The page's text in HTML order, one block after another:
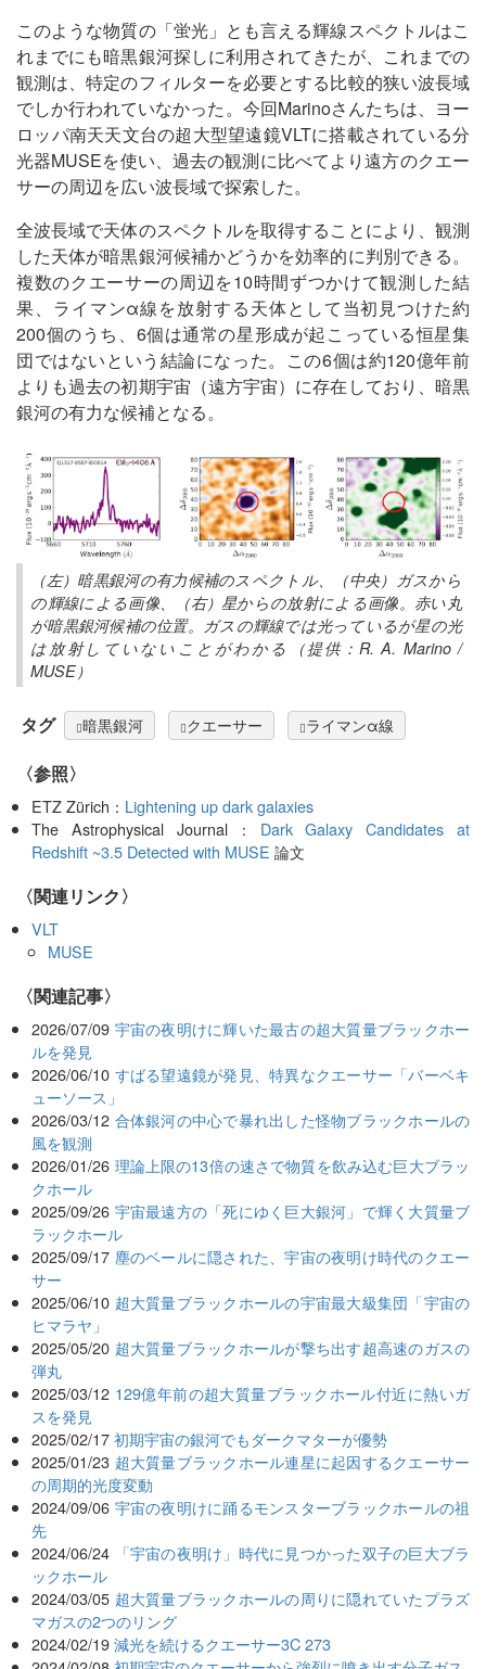
このような物質の「蛍光」とも言える輝線スペクトルはこ
れまでにも暗黒銀河探しに利用されてきたが、これまでの
観測は、特定のフィルターを必要とする比較的狭い波長域
でしか行われていなかった。今回Marinoさんたちは、ヨー
ロッパ南天天文台の超大型望遠鏡VLTに搭載されている分
光器MUSEを使い、過去の観測に比べてより遠方のクエー
サーの周辺を広い波長域で探索した。
全波長域で天体のスペクトルを取得することにより、観測
した天体が暗黒銀河候補かどうかを効率的に判別できる。
複数のクエーサーの周辺を10時間ずつかけて観測した結
果、ライマンα線を放射する天体として当初見つけた約
200個のうち、6個は通常の星形成が起こっている恒星集
団ではないという結論になった。この6個は約120億年前
よりも過去の初期宇宙（遠方宇宙）に存在しており、暗黒
銀河の有力な候補となる。
（左）暗黒銀河の有力候補のスペクトル、（中央）ガスから
の輝線による画像、（右）星からの放射による画像。赤い丸
が暗黒銀河候補の位置。ガスの輝線では光っているが星の光
は放射していないことがわかる（提供：R. A. Marino /
MUSE）
タグ 暗黒銀河 クエーサー ライマンα線
〈参照〉
ETZ Zürich： Lightening up dark galaxies
The Astrophysical Journal： Dark Galaxy Candidates at
Redshift ~3.5 Detected with MUSE 論文
〈関連リンク〉
VLT
MUSE
関連記事
2026/07/09 宇宙の夜明けに輝いた最古の超大質量ブラックホー
ルを発見
2026/06/10 すばる望遠鏡が発見、特異なクエーサー「バーベキ
ューソース」
2026/03/12 合体銀河の中心で暴れ出した怪物ブラックホールの
風を観測
2026/01/26 理論上限の13倍の速さで物質を飲み込む巨大ブラッ
クホール
2025/09/26 宇宙最遠方の「死にゆく巨大銀河」で輝く大質量ブ
ラックホール
2025/09/17 塵のベールに隠された、宇宙の夜明け時代のクエー
サー
2025/06/10 超大質量ブラックホールの宇宙最大級集団「宇宙の
ヒマラヤ」
2025/05/20 超大質量ブラックホールが撃ち出す超高速のガスの
弾丸
2025/03/12 129億年前の超大質量ブラックホール付近に熱いガ
スを発見
2025/02/17 初期宇宙の銀河でもダークマターが優勢
2025/01/23 超大質量ブラックホール連星に起因するクエーサー
の周期的光度変動
2024/09/06 宇宙の夜明けに踊るモンスターブラックホールの祖
先
2024/06/24
「宇宙の夜明け」時代に見つかった双子の巨大ブラ
ックホール
2024/03/05 超大質量ブラックホールの周りに隠れていたプラズ
マガスの2つのリング
2024/02/19 減光を続けるクエーサー3C 273